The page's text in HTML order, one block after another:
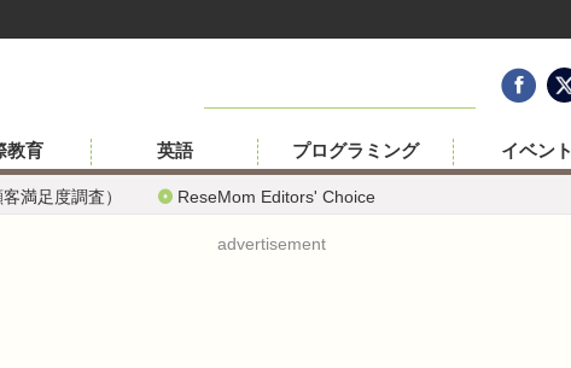
満足度調査） ReseMom Editors' Choice
教育 英語 プログラミング イベント
advertisement